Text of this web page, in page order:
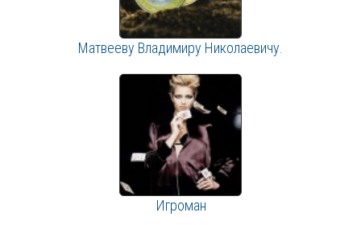
Матвееву Владимиру Николаевичу.
Игроман